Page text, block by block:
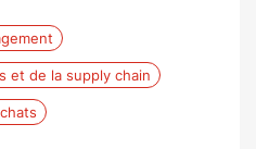
et de la supply chain